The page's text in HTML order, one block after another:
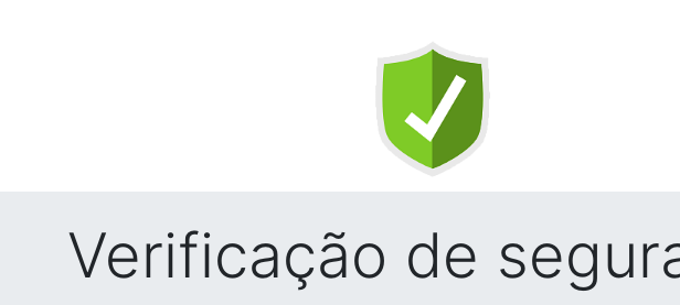
Verificação de